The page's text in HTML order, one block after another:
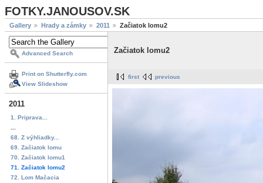
FOTKY.JANOUSOV.SK
Gallery Hrady a zámky 2011 Začiatok lomu2
Advanced Search
Print on Shutterfly.com
View Slideshow
2011
1. Priprava...
68. Z výhliadky...
69. Začiatok lomu
70. Začiatok lomu1
71. Začiatok lomu2
72. Lom Mačacia
Začiatok lomu2
first previous